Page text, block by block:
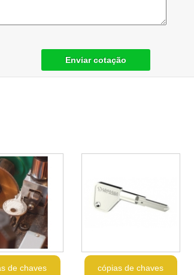
Enviar cotação
de chaves
cópias de chaves